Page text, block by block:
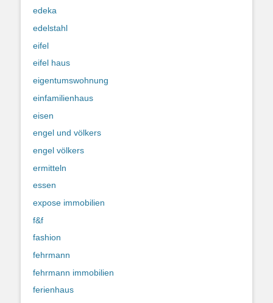
edeka
edelstahl
eifel
eifel haus
eigentumswohnung
einfamilienhaus
eisen
engel und völkers
engel völkers
ermitteln
essen
expose immobilien
f&f
fashion
fehrmann
fehrmann immobilien
ferienhaus